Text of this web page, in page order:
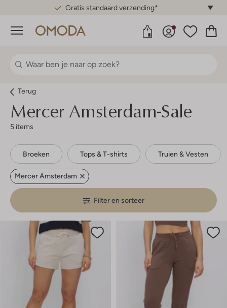
Gratis standaard verzending*
Menu
Terug
Mercer Amsterdam-Sale
5 items
Broeken Tops & T-shirts Truien & Vesten
Mercer Amsterdam
Filter en sorteer